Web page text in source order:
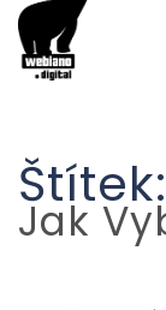
Štítek:
Jak